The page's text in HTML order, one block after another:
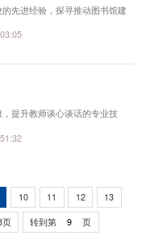
五大区域活动，完成五个区域
先进经验，探寻推动图书馆建
法，11月27日，广东外语外
爱红副校长对此次校际交流活
活动安排，会见了全体参与调
际场景，深...
提升教师谈心谈话的专业技
业导师在学生成长中的引路人
健康教育与咨询中心教师、全
与。刘学兰，心理学博士，华
院长，广东省“特支计划”教学
10 11 12 13
页 转到第 页